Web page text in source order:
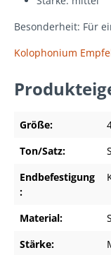
Besonderheit: Für
Kolophonium
Größe:
Ton/Satz:
Endbefestigung
:
Material:
Stärke: